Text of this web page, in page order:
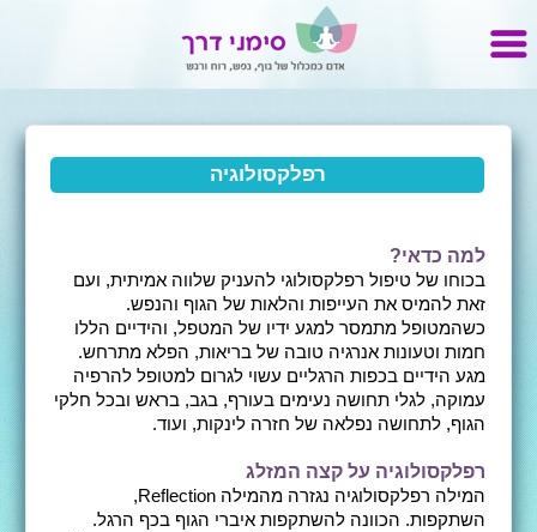
רפלקסולוגיה
למה כדאי?
בכוחו של טיפול רפלקסולוגי להעניק שלווה אמיתית, ועם
זאת להמיס את העייפות והלאות של הגוף והנפש.
כשהמטופל מתמסר למגע ידיו של המטפל, והידיים הללו
חמות וטעונות אנרגיה טובה של בריאות, הפלא מתרחש.
מגע הידיים בכפות הרגליים עשוי לגרום למטופל להרפיה
עמוקה, לגלי תחושה נעימים בעורף, בגב, בראש ובכל חלקי
הגוף, לתחושה נפלאה של חזרה לינקות, ועוד.
רפלקסולוגיה על קצה המזלג
המילה רפלקסולוגיה נגזרה מהמילה Reflection,
השתקפות. הכוונה להשתקפות איברי הגוף בכף הרגל.